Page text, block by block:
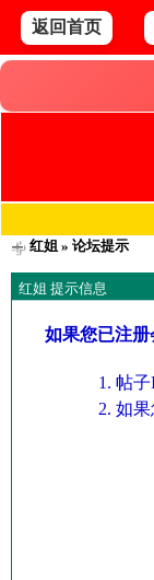
返回首页
红姐» 论坛提示
红姐 提示信息
如果您已注
帖
如